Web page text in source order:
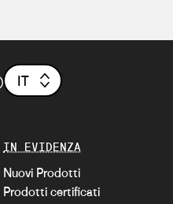
IN EVIDENZA
Nuovi Prodotti
Prodotti certificati
IT